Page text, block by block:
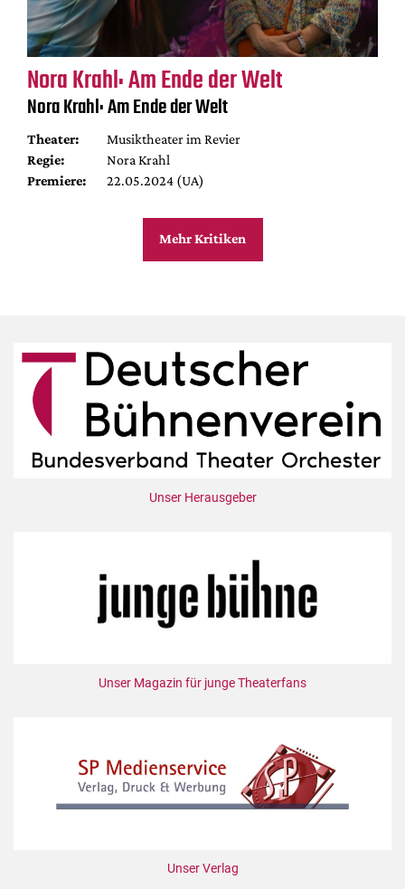
Nora Krahl: Am Ende der Welt
Nora Krahl: Am Ende der Welt
Theater:
Musiktheater im Revier
Regie:
Nora Krahl
Premiere:
22.05.2024 (UA)
Mehr Kritiken
Unser Herausgeber
Unser Magazin für junge Theaterfans
Unser Verlag